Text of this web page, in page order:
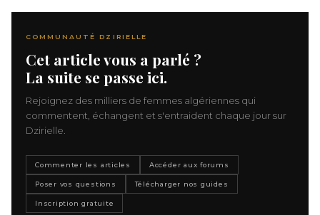
COMMUNAUTÉ DZIRIELLE
Cet article vous a parlé ?
La suite se passe ici.
Rejoignez des milliers de femmes algériennes qui
commentent, échangent et s'entraident chaque jour sur
Dzirielle.
Commenter les articles Accéder aux forums
Poser vos questions Télécharger nos guides
Inscription gratuite